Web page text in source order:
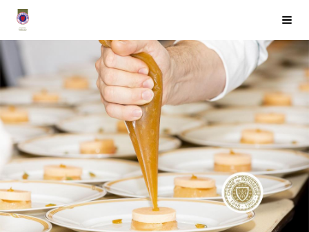
Siirry
sivun
sisältöön
Chaîne des Rôtisseurs Finlande ry